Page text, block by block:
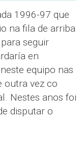
1996-97 que
na fila de arriba
seguir
en
equipo nas
outra vez co
Nestes anos foi
disputar o